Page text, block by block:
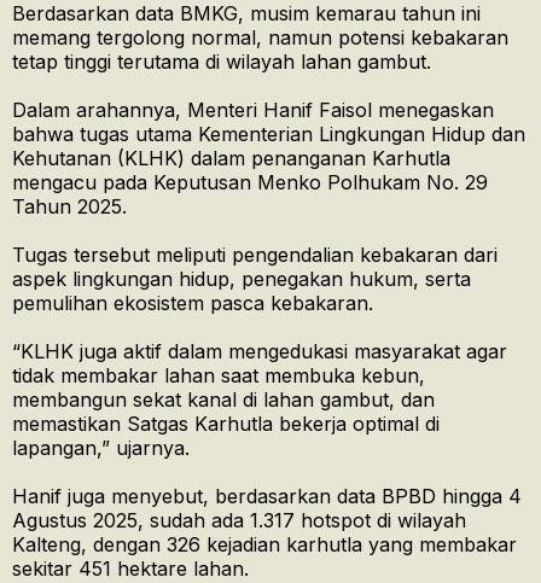
Berdasarkan data BMKG, musim kemarau tahun ini
memang tergolong normal, namun potensi kebakaran
tetap tinggi terutama di wilayah lahan gambut.
Dalam arahannya, Menteri Hanif Faisol menegaskan
bahwa tugas utama Kementerian Lingkungan Hidup dan
Kehutanan (KLHK) dalam penanganan Karhutla
mengacu pada Keputusan Menko Polhukam No. 29
Tahun 2025.
Tugas tersebut meliputi pengendalian kebakaran dari
aspek lingkungan hidup, penegakan hukum, serta
pemulihan ekosistem pasca kebakaran.
“KLHK juga aktif dalam mengedukasi masyarakat agar
tidak membakar lahan saat membuka kebun,
membangun sekat kanal di lahan gambut, dan
memastikan Satgas Karhutla bekerja optimal di
lapangan,” ujarnya.
Hanif juga menyebut, berdasarkan data BPBD hingga 4
Agustus 2025, sudah ada 1.317 hotspot di wilayah
Kalteng, dengan 326 kejadian karhutla yang membakar
sekitar 451 hektare lahan.